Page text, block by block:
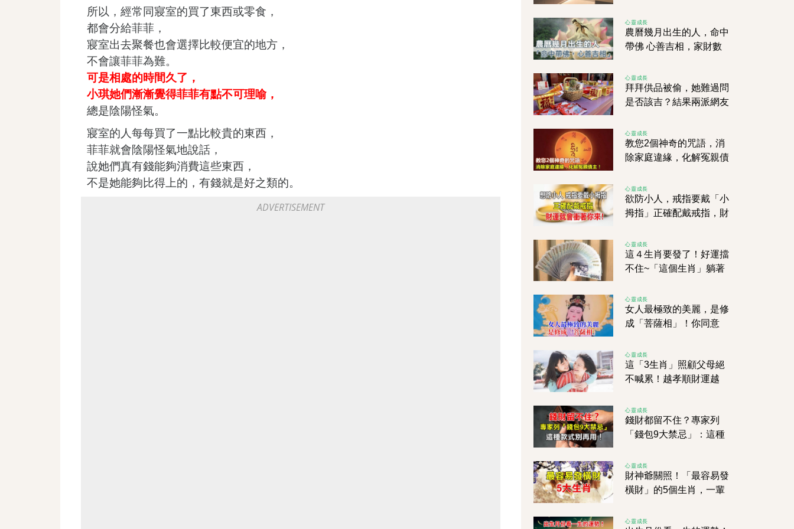
所以，經常同寢室的買了東西或零食，
都會分給菲菲，
寢室出去聚餐也會選擇比較便宜的地方，
不會讓菲菲為難。
可是相處的時間久了，
小琪她們漸漸覺得菲菲有點不可理喻，
總是陰陽怪氣。
寢室的人每每買了一點比較貴的東西，
菲菲就會陰陽怪氣地說話，
說她們真有錢能夠消費這些東西，
不是她能夠比得上的，有錢就是好之類的。
心靈成長
農曆幾月出生的人，命中
帶佛 心善吉相，家財數
心靈成長
拜拜供品被偷，她難過問
是否該吉？結果兩派網友
心靈成長
教您2個神奇的咒語，消
除家庭違緣，化解冤親債
心靈成長
欲防小人，戒指要戴「小
拇指」正確配戴戒指，財
心靈成長
這４生肖要發了！好運擋
不住~「這個生肖」躺著
心靈成長
女人最極致的美麗，是修
成「菩薩相」！你同意
心靈成長
這「3生肖」照顧父母絕
不喊累！越孝順財運越
心靈成長
錢財都留不住？專家列
「錢包9大禁忌」：這種
心靈成長
財神爺關照！「最容易發
橫財」的5個生肖，一輩
心靈成長